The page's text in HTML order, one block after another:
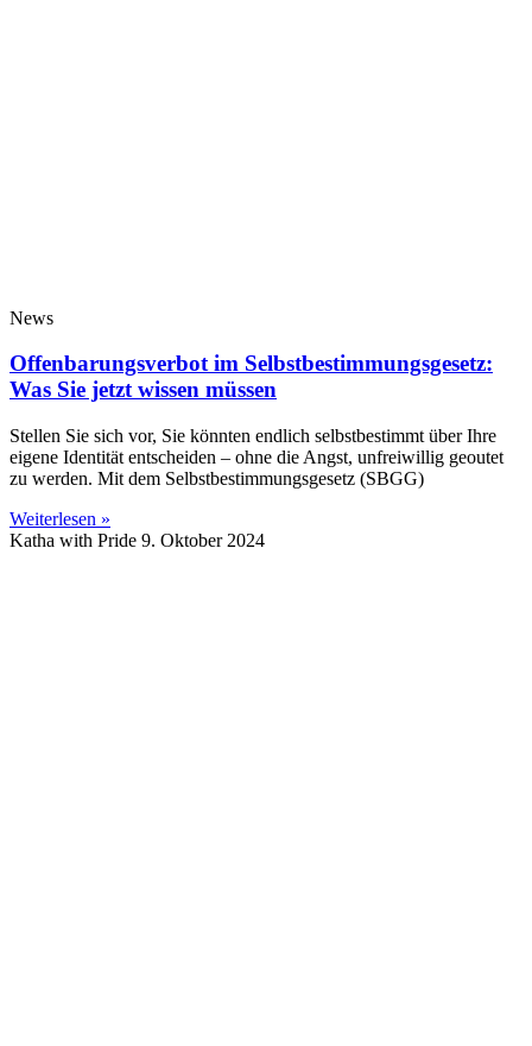
News
Offenbarungsverbot im Selbstbestimmungsgesetz:
Was Sie jetzt wissen müssen
Stellen Sie sich vor, Sie könnten endlich selbstbestimmt über Ihre
eigene Identität entscheiden – ohne die Angst, unfreiwillig geoutet
zu werden. Mit dem Selbstbestimmungsgesetz (SBGG)
Weiterlesen »
Katha with Pride 9. Oktober 2024